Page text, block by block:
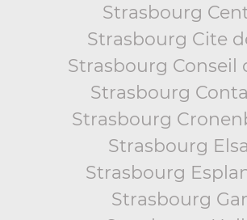
Strasbourg
Strasbourg Cite
Strasbourg Conseil
Strasbourg
Strasbourg
Strasbourg
Strasbourg
Strasbourg